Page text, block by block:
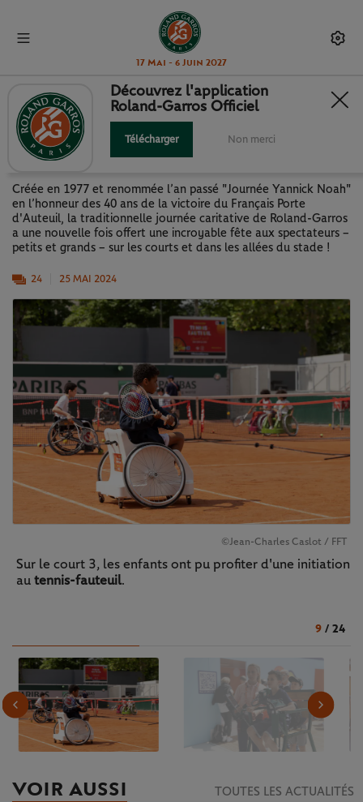
17 Mai - 6 Juin 2027
JOURNÉE YANNICK NOAH : UN
ÉVÉNEMENT UNIQUE ET FESTIF !
Créée en 1977 et renommée l’an passé "Journée Yannick Noah"
en l’honneur des 40 ans de la victoire du Français Porte
d'Auteuil, la traditionnelle journée caritative de Roland-Garros
a une nouvelle fois offert une incroyable fête aux spectateurs –
petits et grands – sur les courts et dans les allées du stade !
24 25 MAI 2024
©Jean-Charles Caslot / FFT
Sur le court 3, les enfants ont pu profiter d'une initiation
au tennis-fauteuil.
9 / 24
VOIR AUSSI TOUTES LES ACTUALITÉS
Découvrez l'application
Roland-Garros Officiel
Télécharger Non merci